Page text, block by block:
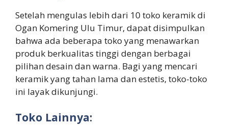
Setelah mengulas lebih dari 10 toko keramik di
Ogan Komering Ulu Timur, dapat disimpulkan
bahwa ada beberapa toko yang menawarkan
produk berkualitas tinggi dengan berbagai
pilihan desain dan warna. Bagi yang mencari
keramik yang tahan lama dan estetis, toko-toko
ini layak dikunjungi.
Toko Lainnya: